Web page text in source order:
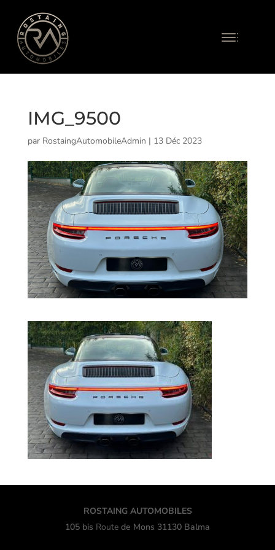
IMG_9500
par RostaingAutomobileAdmin | 13 Déc 2023
ROSTAING AUTOMOBILES
105 bis Route de Mons 31130 Balma